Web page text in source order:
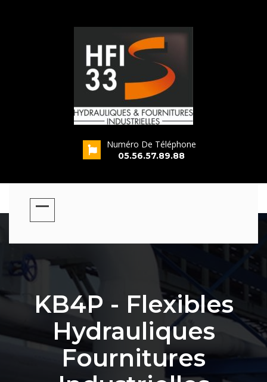
Numéro De Téléphone
05.56.57.89.88
KB4P - Flexibles
Hydrauliques
Fournitures